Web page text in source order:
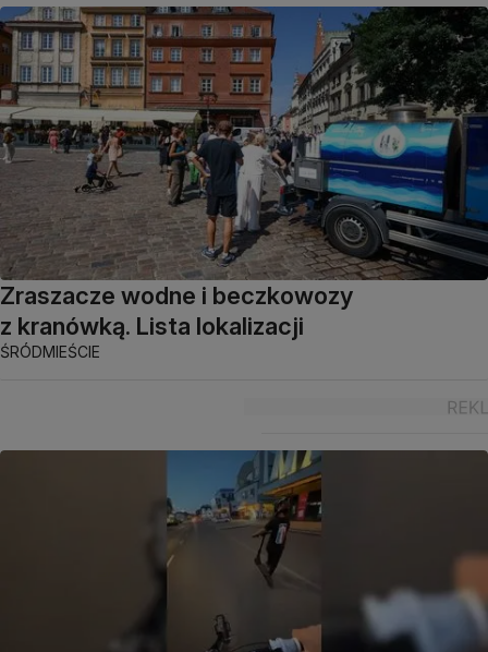
Zraszacze wodne i beczkowozy
z kranówką. Lista lokalizacji
ŚRÓDMIEŚCIE